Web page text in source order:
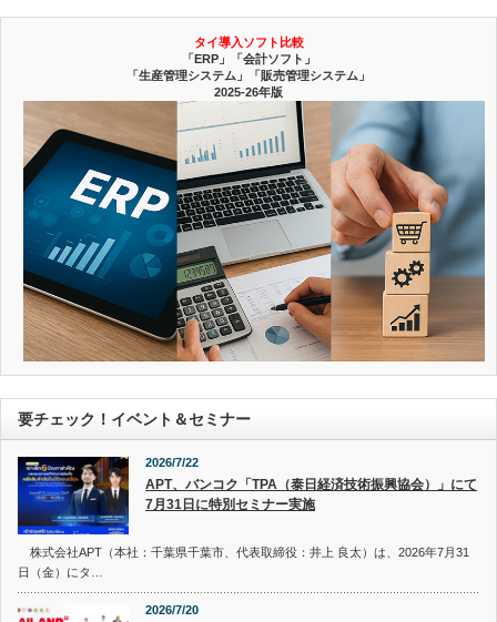
タイ導入ソフト比較
「ERP」「会計ソフト」
「生産管理システム」「販売管理システム」
2025-26年版
要チェック！イベント＆セミナー
2026/7/22
APT、バンコク「TPA（泰日経済技術振興協会）」にて
7月31日に特別セミナー実施
株式会社APT（本社：千葉県千葉市、代表取締役：井上 良太）は、2026年7月31
日（金）にタ…
2026/7/20